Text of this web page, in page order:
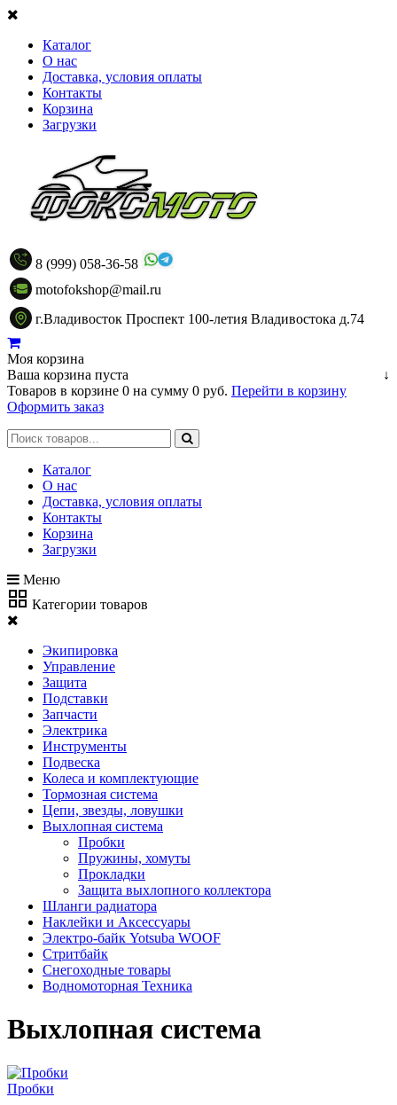
Каталог
О нас
Доставка, условия оплаты
Контакты
Корзина
Загрузки
8 (999) 058-36-58
motofokshop@mail.ru
г.Владивосток Проспект 100-летия Владивостока д.74
Моя корзина
↓
Ваша корзина пуста
Товаров в корзине 0 на сумму 0 руб. Перейти в корзину
Оформить заказ
Каталог
О нас
Доставка, условия оплаты
Контакты
Корзина
Загрузки
Меню
Категории товаров
Экипировка
Управление
Защита
Подставки
Запчасти
Электрика
Инструменты
Подвеска
Колеса и комплектующие
Тормозная система
Цепи, звезды, ловушки
Выхлопная система
Пробки
Пружины, хомуты
Прокладки
Защита выхлопного коллектора
Шланги радиатора
Наклейки и Аксессуары
Электро-байк Yotsuba WOOF
Стритбайк
Снегоходные товары
Водномоторная Техника
Выхлопная система
Пробки